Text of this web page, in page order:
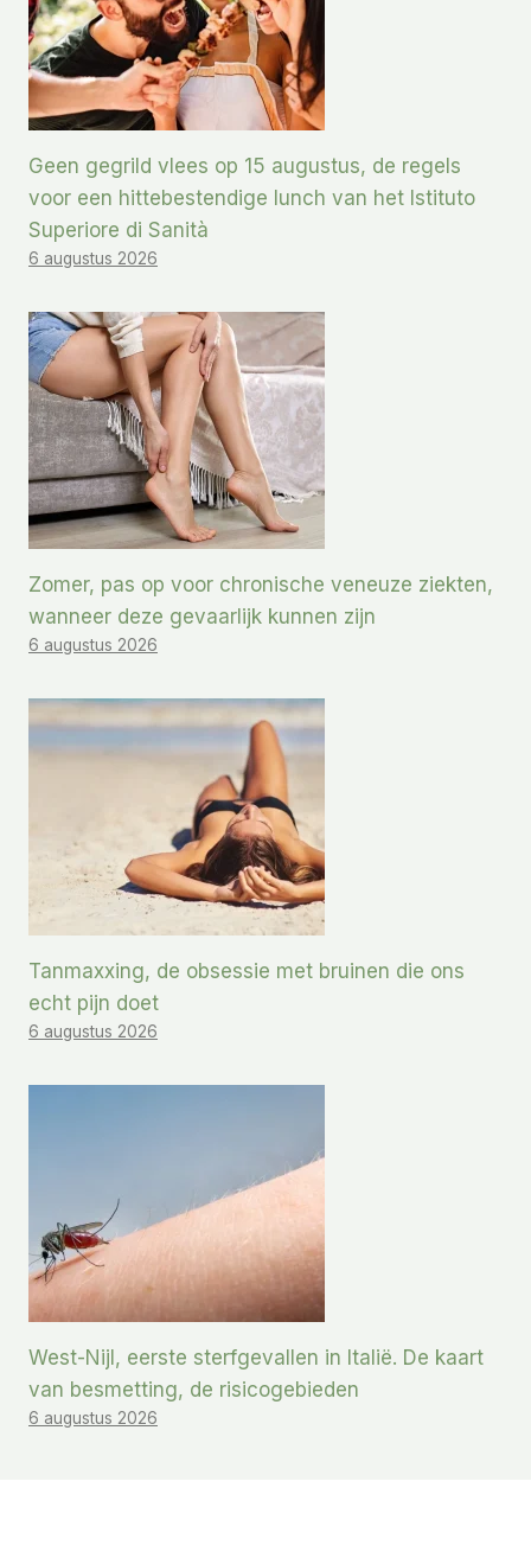
Geen gegrild vlees op 15 augustus, de regels
voor een hittebestendige lunch van het Istituto
Superiore di Sanità
6 augustus 2026
Zomer, pas op voor chronische veneuze ziekten,
wanneer deze gevaarlijk kunnen zijn
6 augustus 2026
Tanmaxxing, de obsessie met bruinen die ons
echt pijn doet
6 augustus 2026
West-Nijl, eerste sterfgevallen in Italië. De kaart
van besmetting, de risicogebieden
6 augustus 2026